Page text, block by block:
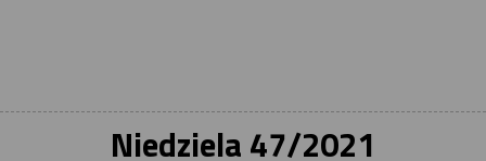
Niedziela 47/2021